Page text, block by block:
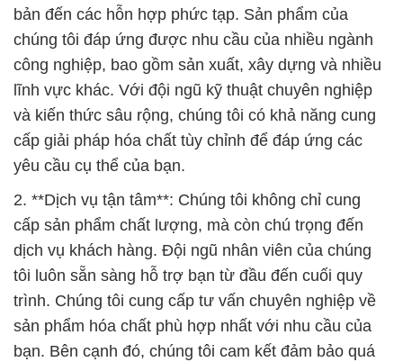
bản đến các hỗn hợp phức tạp. Sản phẩm của
chúng tôi đáp ứng được nhu cầu của nhiều ngành
công nghiệp, bao gồm sản xuất, xây dựng và nhiều
lĩnh vực khác. Với đội ngũ kỹ thuật chuyên nghiệp
và kiến thức sâu rộng, chúng tôi có khả năng cung
cấp giải pháp hóa chất tùy chỉnh để đáp ứng các
yêu cầu cụ thể của bạn.
2. **Dịch vụ tận tâm**: Chúng tôi không chỉ cung
cấp sản phẩm chất lượng, mà còn chú trọng đến
dịch vụ khách hàng. Đội ngũ nhân viên của chúng
tôi luôn sẵn sàng hỗ trợ bạn từ đầu đến cuối quy
trình. Chúng tôi cung cấp tư vấn chuyên nghiệp về
sản phẩm hóa chất phù hợp nhất với nhu cầu của
bạn. Bên cạnh đó, chúng tôi cam kết đảm bảo quá